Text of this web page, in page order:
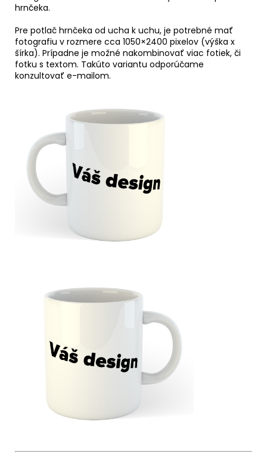
hrnčeka.
Pre potlač hrnčeka od ucha k uchu, je potrebné mať
fotografiu v rozmere cca 1050×2400 pixelov (výška x
šírka). Prípadne je možné nakombinovať viac fotiek, či
fotku s textom. Takúto variantu odporúčame
konzultovať e-mailom.